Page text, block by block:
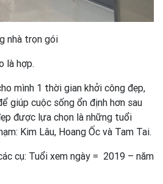
nhà trọn gói
là hợp.
mình 1 thời gian khởi công đẹp,
giúp cuộc sống ổn định hơn sau
được lựa chọn là những tuổi
Kim Lâu, Hoang Ốc và Tam Tai.
cụ: Tuổi xem ngày = 2019 – năm